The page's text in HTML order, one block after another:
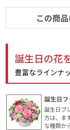
この商
誕生日の花
豊富なラインナ
誕生日
誕生日プ
方は、ま
な種類か